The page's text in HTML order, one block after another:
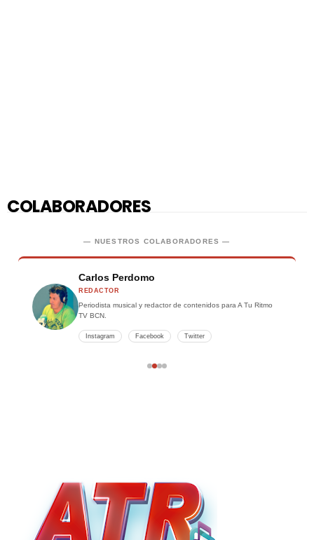
COLABORADORES
— NUESTROS COLABORADORES —
Carlos Perdomo
REDACTOR
Periodista musical y redactor de contenidos para A Tu Ritmo
TV BCN.
Instagram Facebook Twitter